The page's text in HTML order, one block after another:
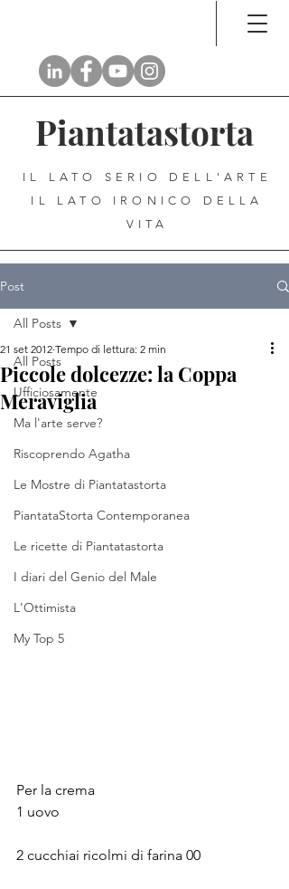
Piantatastorta
IL LATO SERIO DELL'ARTE
IL LATO IRONICO DELLA
VITA
Post
All Posts
Ufficiosamente
Ma l'arte serve?
Riscoprendo Agatha
Le Mostre di Piantatastorta
PiantataStorta Contemporanea
Le ricette di Piantatastorta
I diari del Genio del Male
L'Ottimista
My Top 5
All Posts
Piccole dolcezze: la Coppa
Meraviglia
21 set 2012 Tempo di lettura: 2 min
Per la crema
1 uovo
2 cucchiai ricolmi di farina 00